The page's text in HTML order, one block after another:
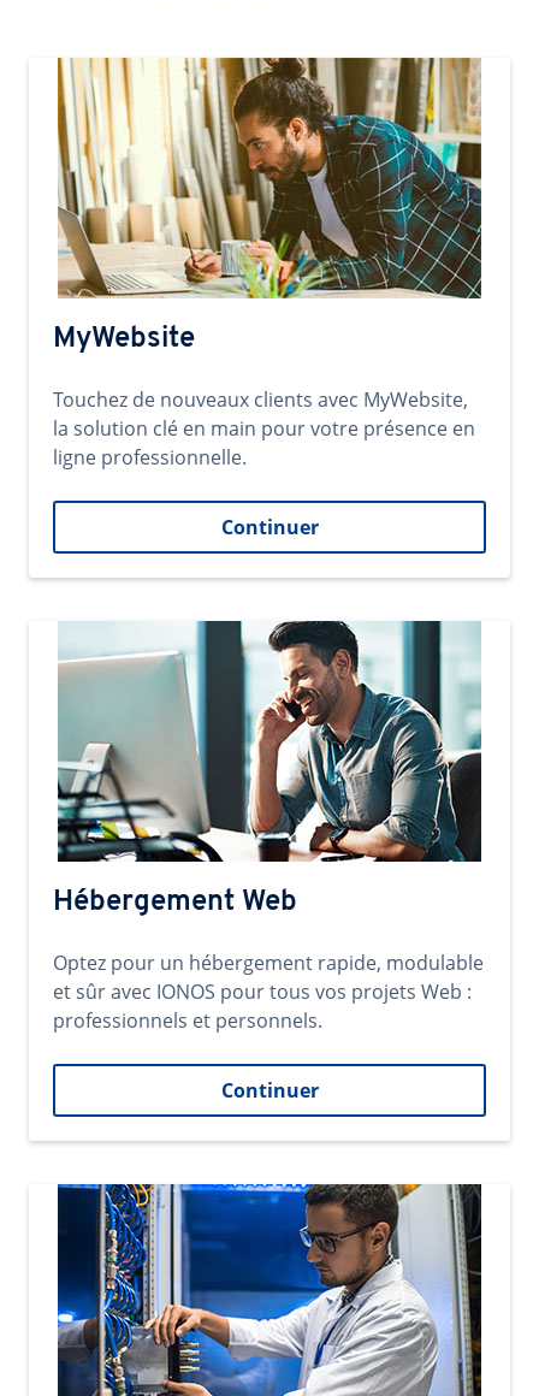
MyWebsite
Touchez de nouveaux clients avec MyWebsite,
la solution clé en main pour votre présence en
ligne professionnelle.
Continuer
Hébergement Web
Optez pour un hébergement rapide, modulable
et sûr avec IONOS pour tous vos projets Web :
professionnels et personnels.
Continuer